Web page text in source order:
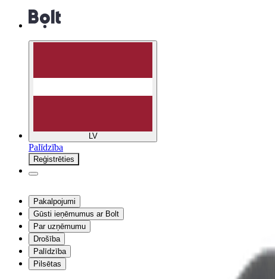
LV
Palīdzība
Reģistrēties
Pakalpojumi
Gūsti ieņēmumus ar Bolt
Par uzņēmumu
Drošība
Palīdzība
Pilsētas